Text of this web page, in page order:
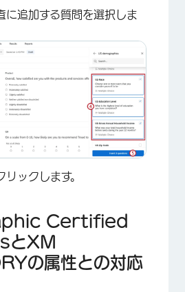
に追加する質問を選択しま
リックします。
Certified
とXM
の属性との対応